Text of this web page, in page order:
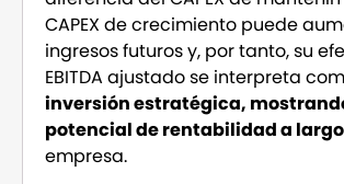
CAPEX de crecimiento puede
ingresos futuros y, por tanto, su
EBITDA ajustado se interpreta
inversión estratégica,
potencial de rentabilidad a
empresa.